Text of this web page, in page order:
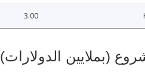
3.00
(بملايين الدولارات)